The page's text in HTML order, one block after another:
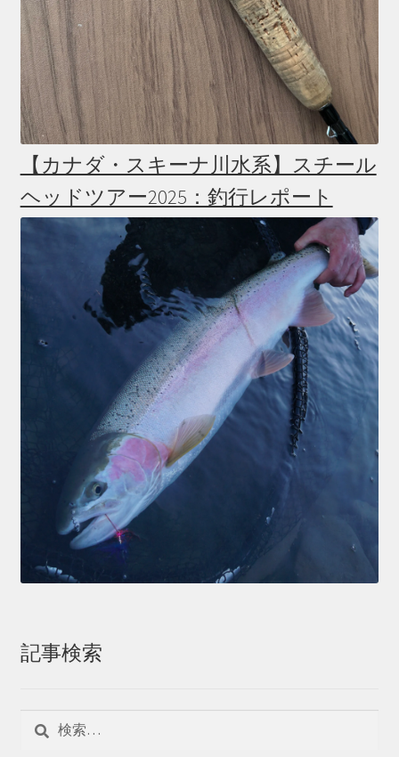
【カナダ・スキーナ川水系】スチール
ヘッドツアー2025：釣行レポート
記事検索